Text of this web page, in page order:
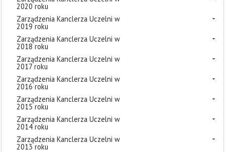
2020 roku
Zarządzenia Kanclerza Uczelni w
2019 roku
Zarządzenia Kanclerza Uczelni w
2018 roku
Zarządzenia Kanclerza Uczelni w
2017 roku
Zarządzenia Kanclerza Uczelni w
2016 roku
Zarządzenia Kanclerza Uczelni w
2015 roku
Zarządzenia Kanclerza Uczelni w
2014 roku
Zarządzenia Kanclerza Uczelni w
2013 roku